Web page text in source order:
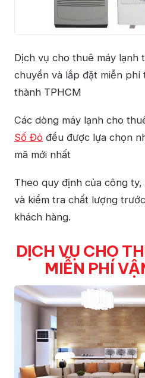
Dịch vụ cho thuê máy lạnh
chuyển và lắp đặt miễn phí
thành TPHCM
Các dòng máy lạnh cho
Số Đỏ đều được lựa chọn
mã mới nhất
Theo quy định của công
và kiểm tra chất lượng
khách hàng.
DỊCH VỤ CHO
MIỄN PHÍ